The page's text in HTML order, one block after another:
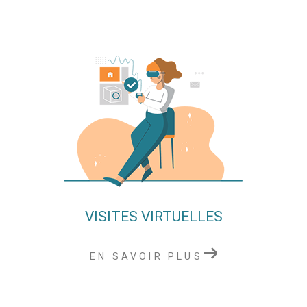
VISITES VIRTUELLES
EN SAVOIR PLUS